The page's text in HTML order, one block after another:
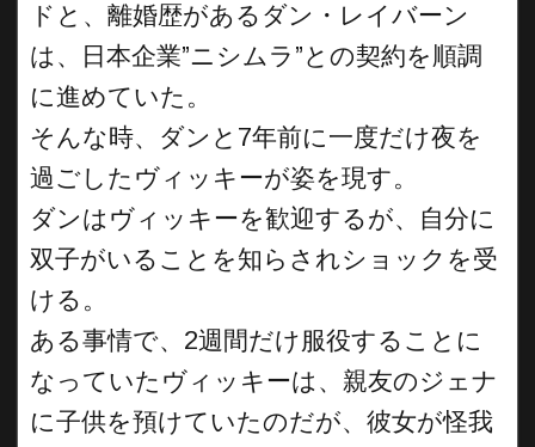
ドと、離婚歴があるダン・レイバーン
は、日本企業”ニシムラ”との契約を順調
に進めていた。
そんな時、ダンと7年前に一度だけ夜を
過ごしたヴィッキーが姿を現す。
ダンはヴィッキーを歓迎するが、自分に
双子がいることを知らされショックを受
ける。
ある事情で、2週間だけ服役することに
なっていたヴィッキーは、親友のジェナ
に子供を預けていたのだが、彼女が怪我